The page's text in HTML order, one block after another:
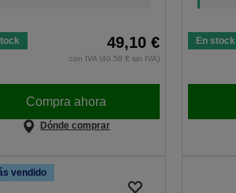
49,10 €
con IVA (40,58 € sin IVA)
Compra ahora
Dónde comprar
En stock
vendido